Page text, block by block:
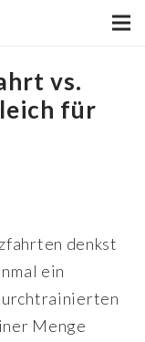
vs.
für
denkst
ein
Menge